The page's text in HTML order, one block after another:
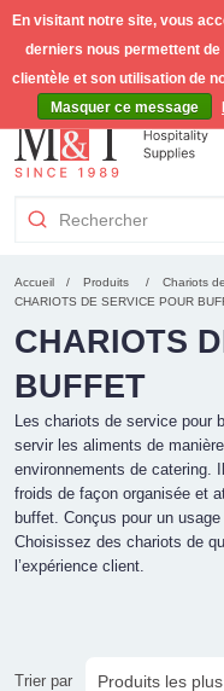
Accueil Produits
Chariots
CHARIOTS DE SERVICE POUR
CHARIOTS
BUFFET
Les chariots de service pour
servir les aliments de
environnements de catering.
froids de façon organisée et
buffet. Conçus pour un
Choisissez des chariots de
l’expérience client.
Trier par
En visitant notre site, vous
derniers nous permettent
clientèle et son utilisation de
Masquer ce message